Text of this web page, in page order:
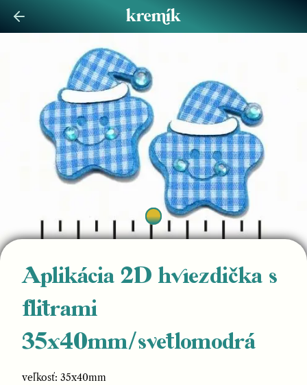
Aplikácia 2D hviezdička s
flitrami
35x40mm/svetlomodrá
veľkosť: 35x40mm